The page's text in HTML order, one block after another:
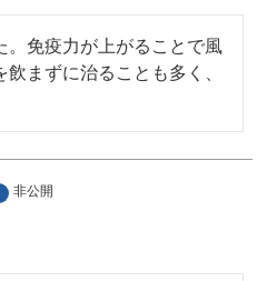
。免疫力が上がることで風
まずに治ることも多く、
非公開